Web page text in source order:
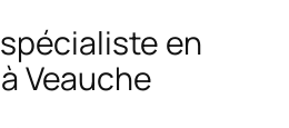
spécialiste en
Veauche